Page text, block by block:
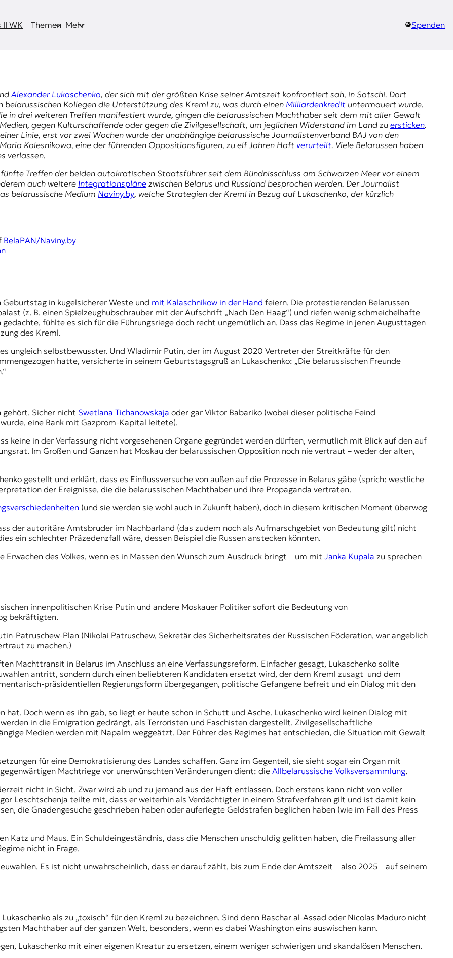
II WK Themen Mehr Spenden
Alexander Lukaschenko, der sich mit der größten Krise seiner Amtszeit konfrontiert sah, in Sotschi. Dort
Kollegen die Unterstützung des Kreml zu, was durch einen Milliardenkredit untermauert wurde.
in drei weiteren Treffen manifestiert wurde, gingen die belarussischen Machthaber seit dem mit aller Gewalt
gegen Kulturschaffende oder gegen die Zivilgesellschaft, um jeglichen Widerstand im Land zu ersticken.
Linie, erst vor zwei Wochen wurde der unabhängige belarussische Journalistenverband BAJ von den
Maria Kolesnikowa, eine der führenden Oppositionsfiguren, zu elf Jahren Haft verurteilt. Viele Belarussen haben
verlassen.
Treffen der beiden autokratischen Staatsführer seit dem Bündnisschluss am Schwarzen Meer vor einem
auch weitere Integrationspläne zwischen Belarus und Russland besprochen werden. Der Journalist
belarussische Medium Naviny.by, welche Strategien der Kreml in Bezug auf Lukaschenko, der kürzlich
BelaPAN/Naviny.by
Geburtstag in kugelsicherer Weste und mit Kalaschnikow in der Hand feiern. Die protestierenden Belarussen
(z. B. einen Spielzeughubschrauber mit der Aufschrift „Nach Den Haag“) und riefen wenig schmeichelhafte
fühlte es sich für die Führungsriege doch recht ungemütlich an. Dass das Regime in jenen Augusttagen
des Kreml.
ungleich selbstbewusster. Und Wladimir Putin, der im August 2020 Vertreter der Streitkräfte für den
hatte, versicherte in seinem Geburtstagsgruß an Lukaschenko: „Die belarussischen Freunde
gehört. Sicher nicht Swetlana Tichanowskaja oder gar Viktor Babariko (wobei dieser politische Feind
eine Bank mit Gazprom-Kapital leitete).
keine in der Verfassung nicht vorgesehenen Organe gegründet werden dürften, vermutlich mit Blick auf den auf
. Im Großen und Ganzen hat Moskau der belarussischen Opposition noch nie vertraut – weder der alten,
gestellt und erklärt, dass es Einflussversuche von außen auf die Prozesse in Belarus gäbe (sprich: westliche
der Ereignisse, die die belarussischen Machthaber und ihre Propaganda vertraten.
(und sie werden sie wohl auch in Zukunft haben), doch in diesem kritischen Moment überwog
der autoritäre Amtsbruder im Nachbarland (das zudem noch als Aufmarschgebiet von Bedeutung gilt) nicht
ein schlechter Präzedenzfall wäre, dessen Beispiel die Russen anstecken könnten.
des Volkes, wenn es in Massen den Wunsch zum Ausdruck bringt – um mit Janka Kupala zu sprechen –
innenpolitischen Krise Putin und andere Moskauer Politiker sofort die Bedeutung von
bekräftigten.
Patruschew-Plan (Nikolai Patruschew, Sekretär des Sicherheitsrates der Russischen Föderation, war angeblich
zu machen.)
Machttransit in Belarus im Anschluss an eine Verfassungsreform. Einfacher gesagt, Lukaschenko sollte
antritt, sondern durch einen beliebteren Kandidaten ersetzt wird, der dem Kreml zusagt und dem
präsidentiellen Regierungsform übergegangen, politische Gefangene befreit und ein Dialog mit den
Doch wenn es ihn gab, so liegt er heute schon in Schutt und Asche. Lukaschenko wird keinen Dialog mit
in die Emigration gedrängt, als Terroristen und Faschisten dargestellt. Zivilgesellschaftliche
Medien werden mit Napalm weggeätzt. Der Führer des Regimes hat entschieden, die Situation mit Gewalt
für eine Demokratisierung des Landes schaffen. Ganz im Gegenteil, sie sieht sogar ein Organ mit
Machtriege vor unerwünschten Veränderungen dient: die Allbelarussische Volksversammlung.
nicht in Sicht. Zwar wird ab und zu jemand aus der Haft entlassen. Doch erstens kann nicht von voller
Leschtschenja teilte mit, dass er weiterhin als Verdächtigter in einem Strafverfahren gilt und ist damit kein
die Gnadengesuche geschrieben haben oder auferlegte Geldstrafen beglichen haben (wie im Fall des Press
Katz und Maus. Ein Schuldeingeständnis, dass die Menschen unschuldig gelitten haben, die Freilassung aller
nicht in Frage.
Es ist nicht unwahrscheinlich, dass er darauf zählt, bis zum Ende der Amtszeit – also 2025 – auf seinem
als zu „toxisch“ für den Kreml zu bezeichnen. Sind denn Baschar al-Assad oder Nicolas Maduro nicht
Machthaber auf der ganzen Welt, besonders, wenn es dabei Washington eins auswischen kann.
Lukaschenko mit einer eigenen Kreatur zu ersetzen, einem weniger schwierigen und skandalösen Menschen.